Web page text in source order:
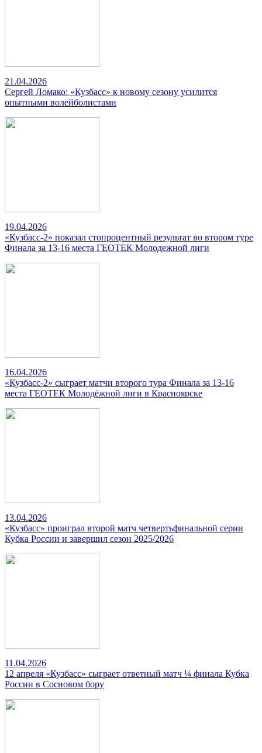
21.04.2026
Сергей Ломако: «Кузбасс» к новому сезону усилится
опытными волейболистами
19.04.2026
«Кузбасс-2» показал стопроцентный результат во втором туре
Финала за 13-16 места ГЕОТЕК Молодежной лиги
16.04.2026
«Кузбасс-2» сыграет матчи второго тура Финала за 13-16
места ГЕОТЕК Молодёжной лиги в Красноярске
13.04.2026
«Кузбасс» проиграл второй матч четвертьфинальной серии
Кубка России и завершил сезон 2025/2026
11.04.2026
12 апреля «Кузбасс» сыграет ответный матч ¼ финала Кубка
России в Сосновом бору